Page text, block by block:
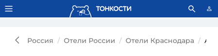
Тонкости используют сookie-файлы. Что это значит?
Россия Отели России Отели Краснодара